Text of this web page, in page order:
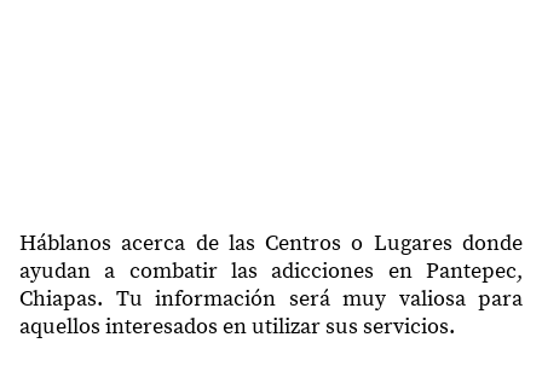
Háblanos acerca de las Centros o Lugares donde
ayudan a combatir las adicciones en Pantepec,
Chiapas. Tu información será muy valiosa para
aquellos interesados en utilizar sus servicios.